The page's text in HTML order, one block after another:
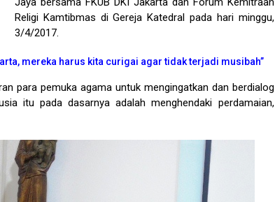
Religi Kamtibmas di Gereja Katedral pada hari minggu,
3/4/2017.
mereka harus kita curigai agar tidak terjadi musibah”
para pemuka agama untuk mengingatkan dan berdialog
itu pada dasarnya adalah menghendaki perdamaian,